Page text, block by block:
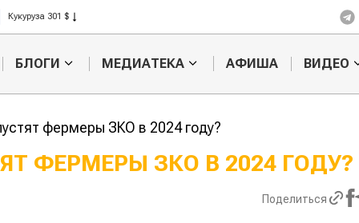
Рис 408 $
Пшеница 423 $
БЛОГИ МЕДИАТЕКА АФИША ВИДЕО
фермеры ЗКО в 2024 году?
ФЕРМЕРЫ ЗКО В 2024 ГОДУ?
Поделиться
войны: